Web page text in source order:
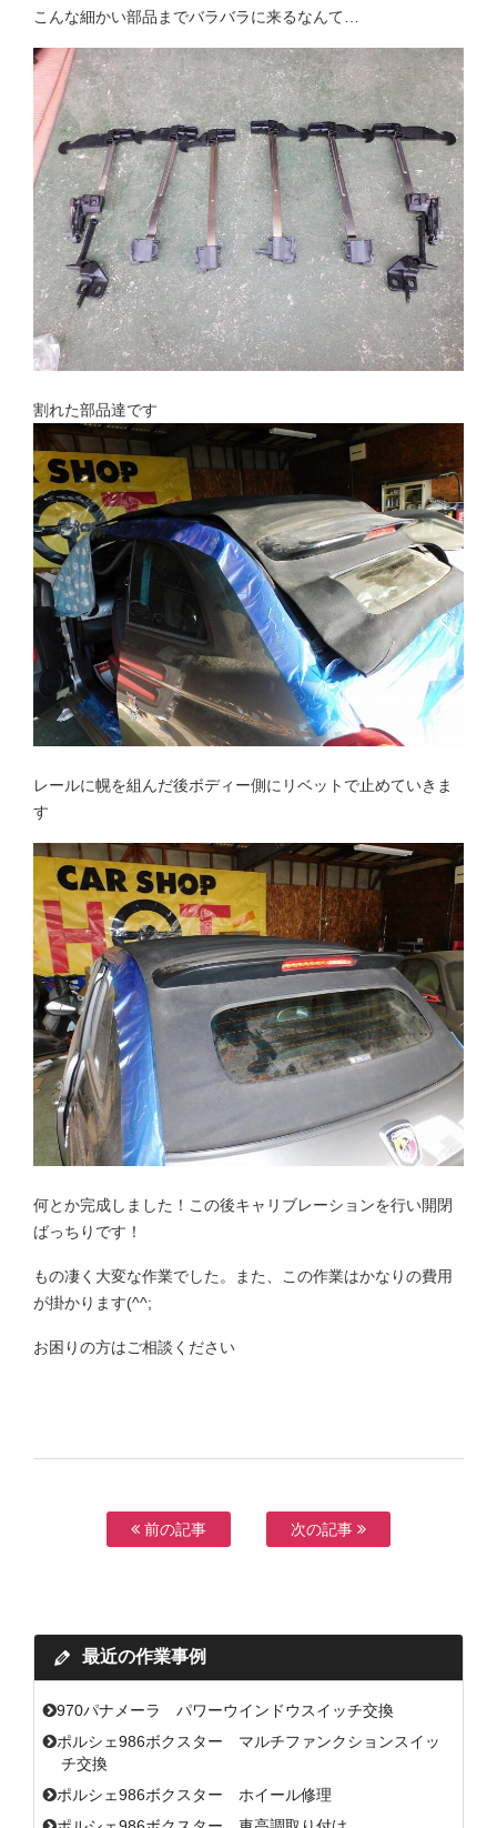
こんな細かい部品までバラバラに来るなんて…
割れた部品達です
レールに幌を組んだ後ボディー側にリベットで止めていきま
す
何とか完成しました！この後キャリブレーションを行い開閉
ばっちりです！
もの凄く大変な作業でした。また、この作業はかなりの費用
が掛かります(^^;
お困りの方はご相談ください
前の記事 次の記事
最近の作業事例
970パナメーラ パワーウインドウスイッチ交換
ポルシェ986ボクスター マルチファンクションスイッ
チ交換
ポルシェ986ボクスター ホイール修理